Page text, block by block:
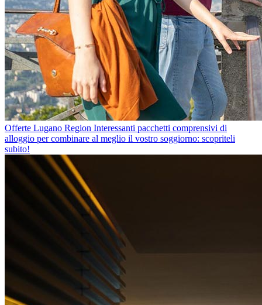
Offerte Lugano Region Interessanti pacchetti comprensivi di
alloggio per combinare al meglio il vostro soggiorno: scopriteli
subito!